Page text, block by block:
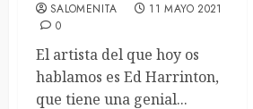
SALOMENITA
11 MAYO 2021
0
El artista del que hoy os
hablamos es Ed Harrinton,
que tiene una genial...